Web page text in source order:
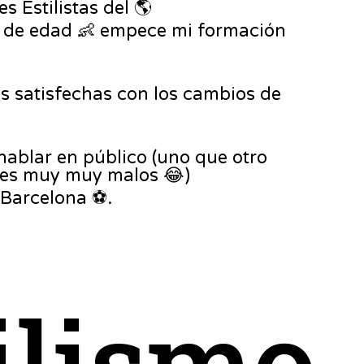
Estilistas del 🌎
edad 👶 empece mi formación
satisfechas con los cambios de
en público (uno que otro
muy muy malos 😂)
⚽️.